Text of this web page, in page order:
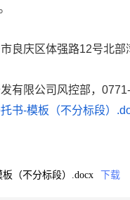
良庆区体强路12号北
有限公司风控部，
书-模板（不分标段）
（不分标段）.docx
下载